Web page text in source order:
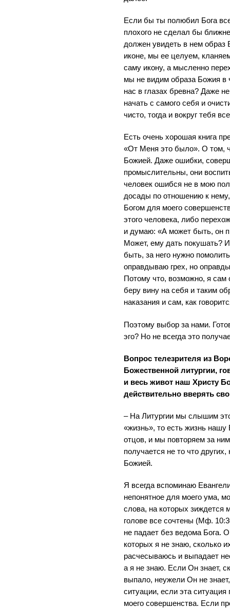
Если бы ты полюбил Бога
плохого не сделал бы
должен увидеть в нем
иконе, мы ее целуем,
саму икону, а мысленно
мы не видим образа Божия в
нас в глазах бревна? Даже
начать с самого себя и
чисто, тогда и вокруг тебя
Есть очень хорошая книга
«От Меня это было». О том,
Божией. Даже ошибки,
промыслительны, они
человек ошибся не в мою
досады по отношению к
Богом для моего
этого человека, либо
и думаю: «А может быть, он
Может, ему дать покушать?
быть, за него нужно
оправдываю грех, но
Потому что, возможно, я сам
беру вину на себя и таким
наказания и сам, как
Поэтому выбор за нами.
эго? Но не всегда это
Вопрос телезрителя из
Божественной литургии,
и весь живот наш Христу
действительно вверять
– На Литургии мы слышим
«жизнь», то есть жизнь
отцов, и мы повторяем за
получается не то что
Божией.
Я всегда вспоминаю
непонятное для моего ума,
слова, на которых зиждется
голове все сочтены (Мф.
не падает без ведома Бога.
которых я не знаю, сколько
расчесываюсь и выпадает
а я не знаю. Если Он знает,
выпало, неужели Он не
ситуации, если эта
моего совершенства. Если